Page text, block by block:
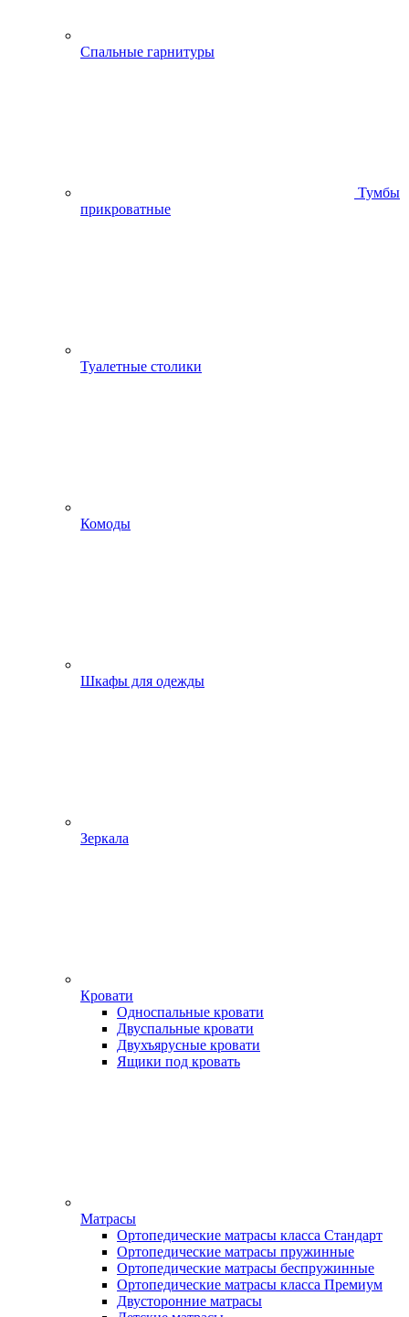
Спальные гарнитуры
Тумбы
прикроватные
Туалетные столики
Комоды
Шкафы для одежды
Зеркала
Кровати
Односпальные кровати
Двуспальные кровати
Двухъярусные кровати
Ящики под кровать
Матрасы
Ортопедические матрасы класса Стандарт
Ортопедические матрасы пружинные
Ортопедические матрасы беспружинные
Ортопедические матрасы класса Премиум
Двусторонние матрасы